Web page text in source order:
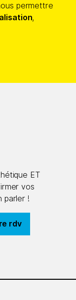
permettre
,
ET
vos
parler !
rdv